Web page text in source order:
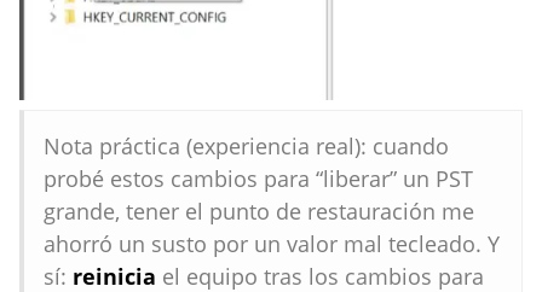
Nota práctica (experiencia real): cuando
probé estos cambios para “liberar” un PST
grande, tener el punto de restauración me
ahorró un susto por un valor mal tecleado. Y
sí: reinicia el equipo tras los cambios para